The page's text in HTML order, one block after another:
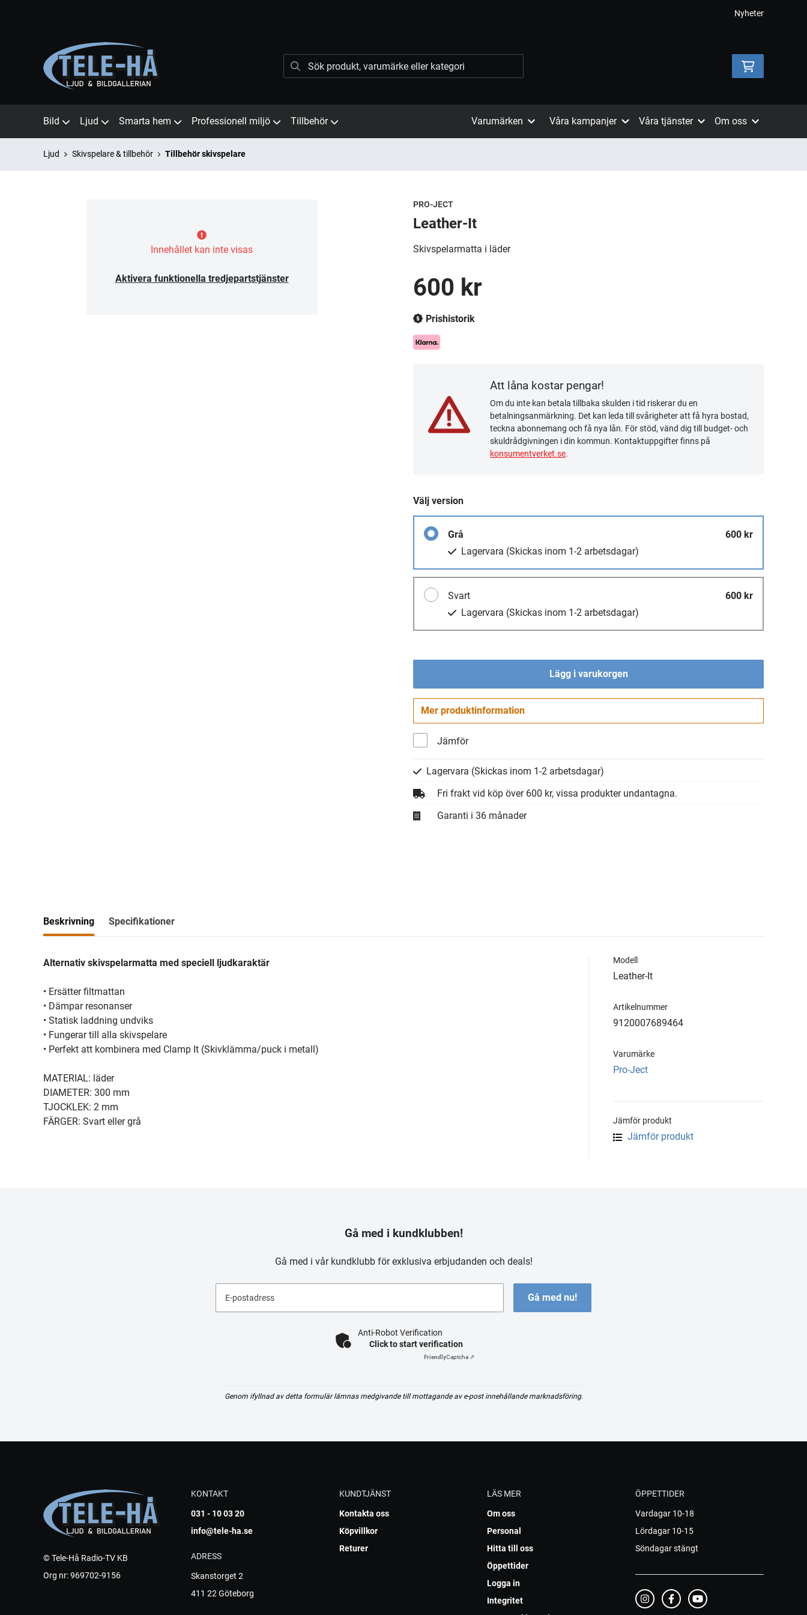
Nyheter
Bild Ljud Smarta hem Professionell miljö Tillbehör Varumärken Våra kampanjer Våra tjänster Om oss
Ljud Skivspelare & tillbehör Tillbehör skivspelare
Innehållet kan inte visas
Aktivera funktionella tredjepartstjänster
PRO-JECT
Leather-It
Skivspelarmatta i läder
600 kr
Prishistorik
Att låna kostar pengar!
Om du inte kan betala tillbaka skulden i tid riskerar du en
betalningsanmärkning. Det kan leda till svårigheter att få hyra bostad,
teckna abonnemang och få nya lån. För stöd, vänd dig till budget- och
skuldrådgivningen i din kommun. Kontaktuppgifter finns på
konsumentverket.se.
Välj version
Grå
600 kr
Lagervara (Skickas inom 1-2 arbetsdagar)
Svart
600 kr
Lagervara (Skickas inom 1-2 arbetsdagar)
Lägg i varukorgen
Mer produktinformation
Jämför
Lagervara (Skickas inom 1-2 arbetsdagar)
Fri frakt vid köp över 600 kr, vissa produkter undantagna.
Garanti i 36 månader
Beskrivning Specifikationer
Alternativ skivspelarmatta med speciell ljudkaraktär
• Ersätter filtmattan
• Dämpar resonanser
• Statisk laddning undviks
• Fungerar till alla skivspelare
• Perfekt att kombinera med Clamp It (Skivklämma/puck i metall)
MATERIAL: läder
DIAMETER: 300 mm
TJOCKLEK: 2 mm
FÄRGER: Svart eller grå
Modell
Leather-It
Artikelnummer
9120007689464
Varumärke
Pro-Ject
Jämför produkt
Jämför produkt
Gå med i kundklubben!
Gå med i vår kundklubb för exklusiva erbjudanden och deals!
E-postadress Gå med nu!
Anti-Robot Verification
Click to start verification
FriendlyCaptcha ⇗
Genom ifyllnad av detta formulär lämnas medgivande till mottagande av e-post innehållande marknadsföring.
© Tele-Hå Radio-TV KB
Org nr: 969702-9156
KONTAKT
031 - 10 03 20
info@tele-ha.se
ADRESS
Skanstorget 2
411 22 Göteborg
KUNDTJÄNST
Kontakta oss
Köpvillkor
Returer
LÄS MER
Om oss
Personal
Hitta till oss
Öppettider
Logga in
Integritet
ÖPPETTIDER
Vardagar 10-18
Lördagar 10-15
Söndagar stängt